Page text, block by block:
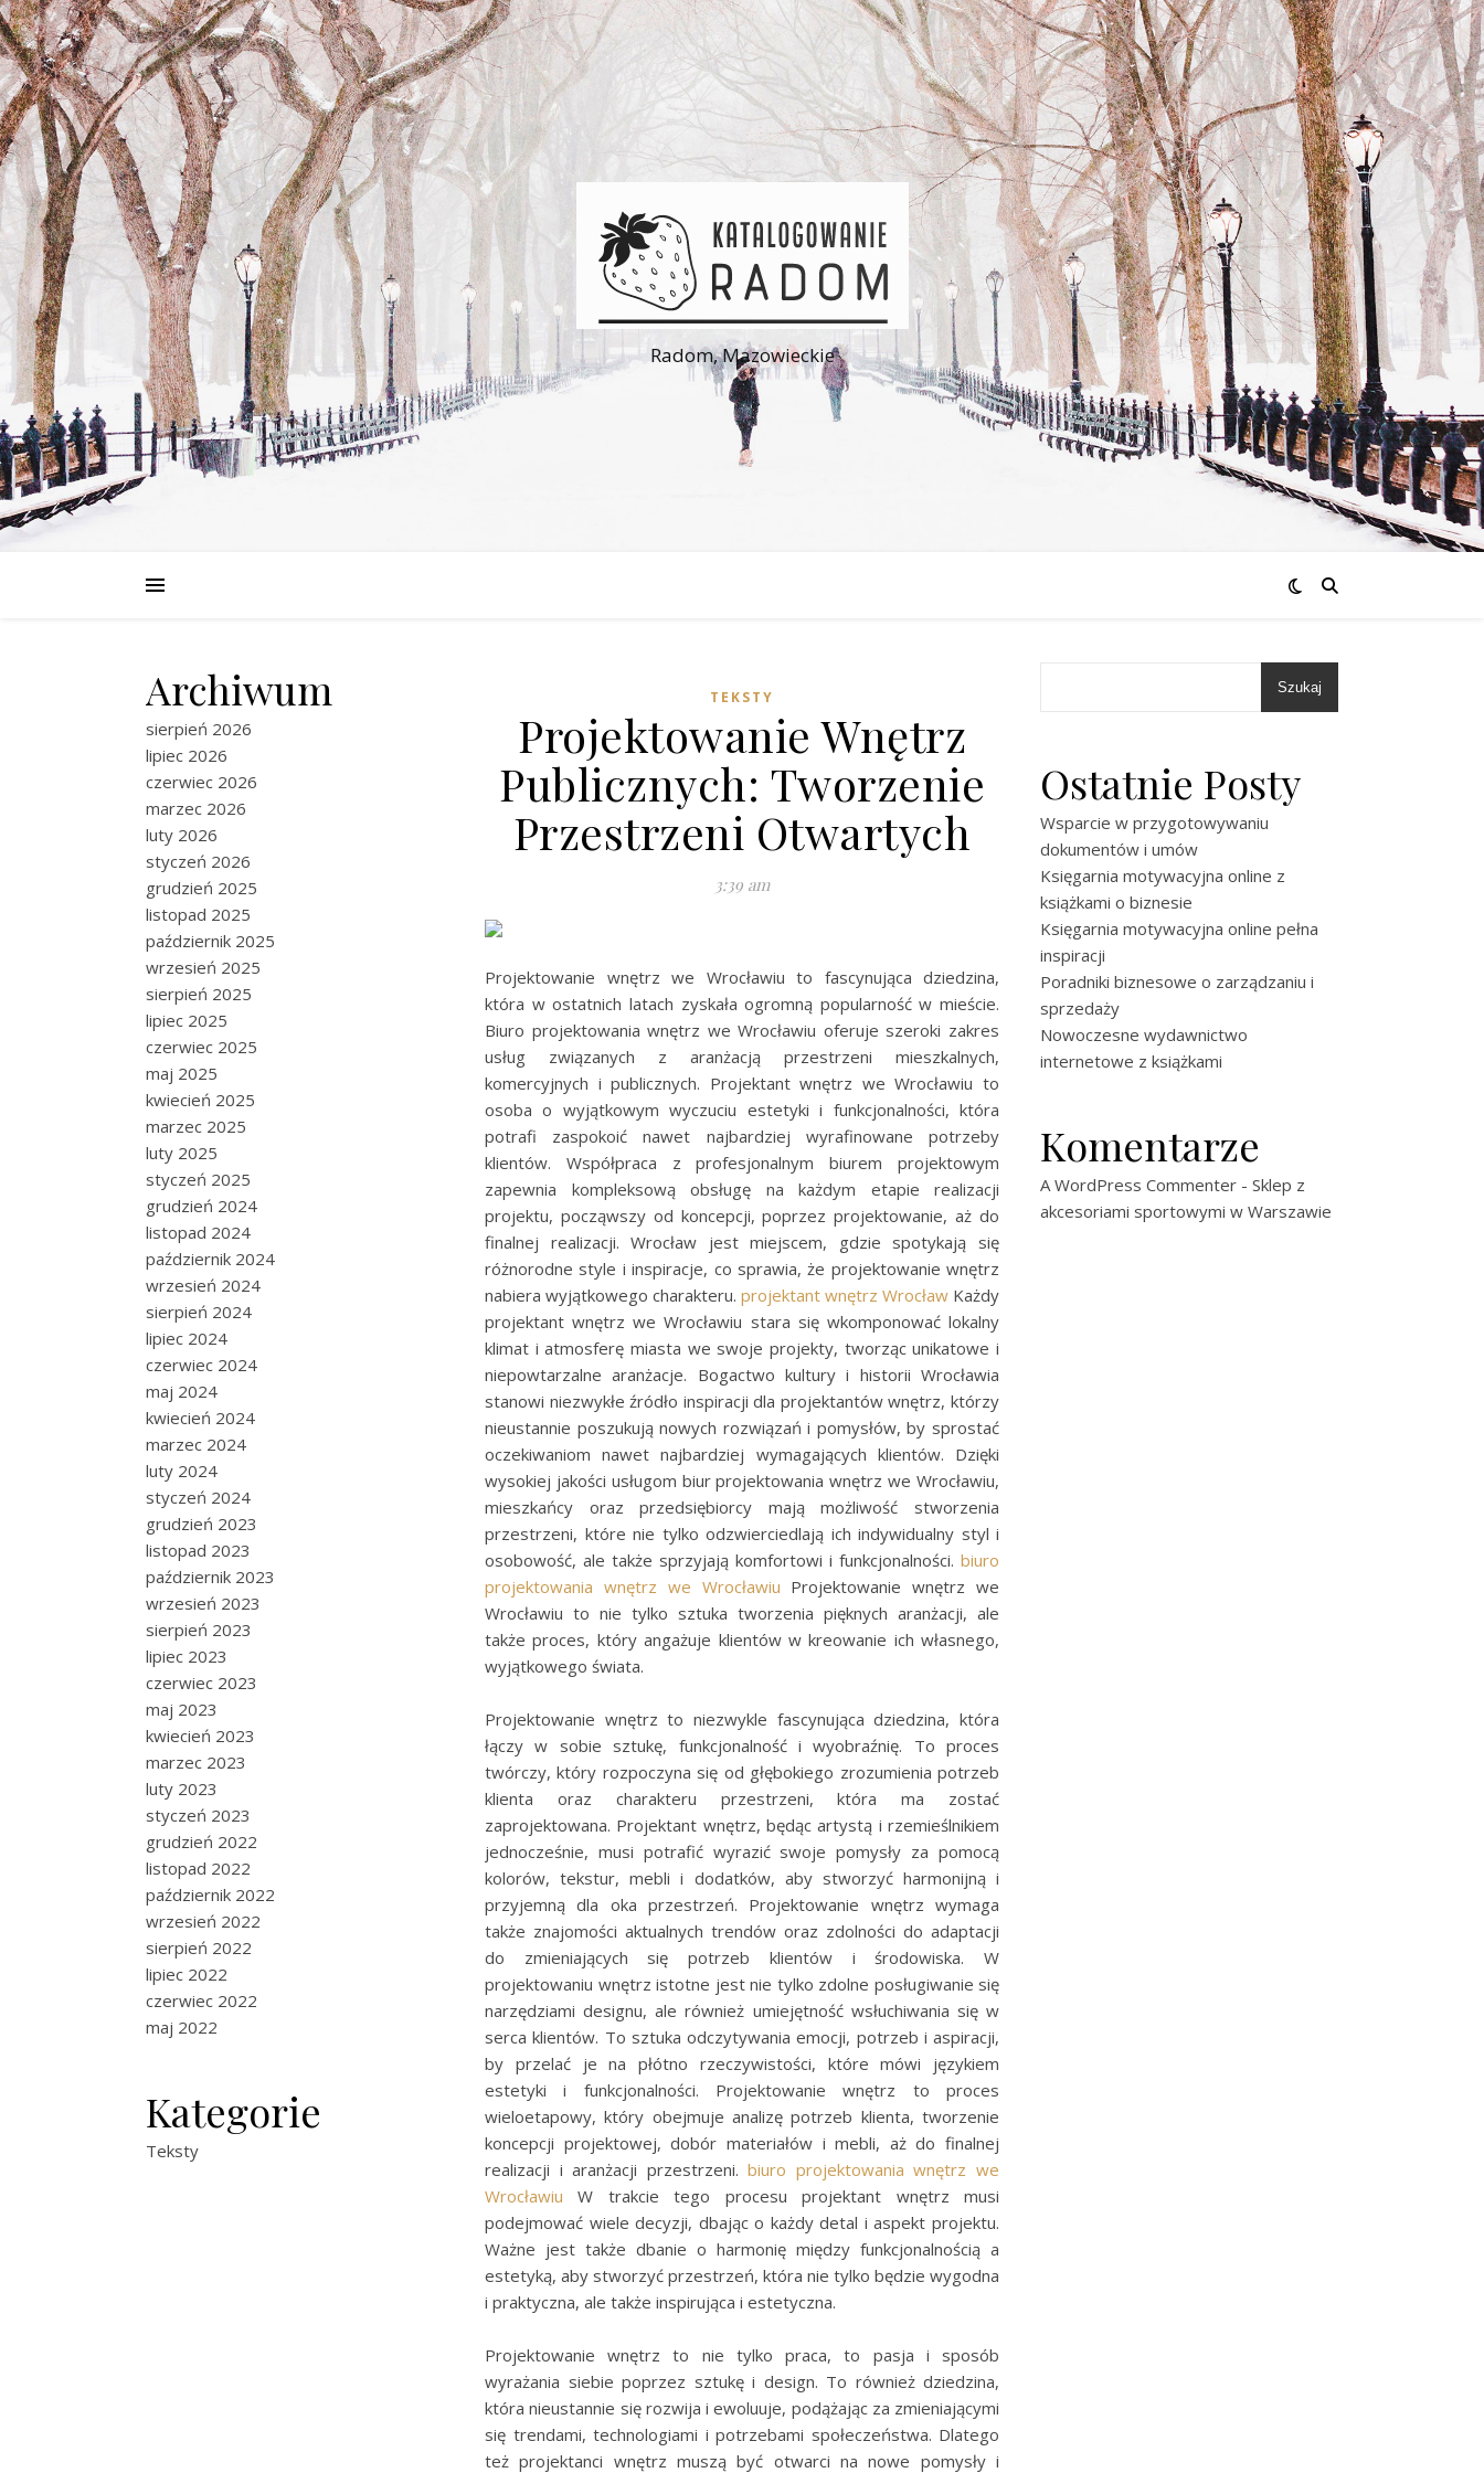
Radom, Mazowieckie
Archiwum
sierpień 2026
lipiec 2026
czerwiec 2026
marzec 2026
luty 2026
styczeń 2026
grudzień 2025
listopad 2025
październik 2025
wrzesień 2025
sierpień 2025
lipiec 2025
czerwiec 2025
maj 2025
kwiecień 2025
marzec 2025
luty 2025
styczeń 2025
grudzień 2024
listopad 2024
październik 2024
wrzesień 2024
sierpień 2024
lipiec 2024
czerwiec 2024
maj 2024
kwiecień 2024
marzec 2024
luty 2024
styczeń 2024
grudzień 2023
listopad 2023
październik 2023
wrzesień 2023
sierpień 2023
lipiec 2023
czerwiec 2023
maj 2023
kwiecień 2023
marzec 2023
luty 2023
styczeń 2023
grudzień 2022
listopad 2022
październik 2022
wrzesień 2022
sierpień 2022
lipiec 2022
czerwiec 2022
maj 2022
Kategorie
Teksty
TEKSTY
Projektowanie Wnętrz
Publicznych: Tworzenie
Przestrzeni Otwartych
3:39 am
Projektowanie wnętrz we Wrocławiu to fascynująca dziedzina,
która w ostatnich latach zyskała ogromną popularność w mieście.
Biuro projektowania wnętrz we Wrocławiu oferuje szeroki zakres
usług związanych z aranżacją przestrzeni mieszkalnych,
komercyjnych i publicznych. Projektant wnętrz we Wrocławiu to
osoba o wyjątkowym wyczuciu estetyki i funkcjonalności, która
potrafi zaspokoić nawet najbardziej wyrafinowane potrzeby
klientów. Współpraca z profesjonalnym biurem projektowym
zapewnia kompleksową obsługę na każdym etapie realizacji
projektu, począwszy od koncepcji, poprzez projektowanie, aż do
finalnej realizacji. Wrocław jest miejscem, gdzie spotykają się
różnorodne style i inspiracje, co sprawia, że projektowanie wnętrz
nabiera wyjątkowego charakteru. projektant wnętrz Wrocław Każdy
projektant wnętrz we Wrocławiu stara się wkomponować lokalny
klimat i atmosferę miasta we swoje projekty, tworząc unikatowe i
niepowtarzalne aranżacje. Bogactwo kultury i historii Wrocławia
stanowi niezwykłe źródło inspiracji dla projektantów wnętrz, którzy
nieustannie poszukują nowych rozwiązań i pomysłów, by sprostać
oczekiwaniom nawet najbardziej wymagających klientów. Dzięki
wysokiej jakości usługom biur projektowania wnętrz we Wrocławiu,
mieszkańcy oraz przedsiębiorcy mają możliwość stworzenia
przestrzeni, które nie tylko odzwierciedlają ich indywidualny styl i
osobowość, ale także sprzyjają komfortowi i funkcjonalności. biuro
projektowania wnętrz we Wrocławiu Projektowanie wnętrz we
Wrocławiu to nie tylko sztuka tworzenia pięknych aranżacji, ale
także proces, który angażuje klientów w kreowanie ich własnego,
wyjątkowego świata.
Projektowanie wnętrz to niezwykle fascynująca dziedzina, która
łączy w sobie sztukę, funkcjonalność i wyobraźnię. To proces
twórczy, który rozpoczyna się od głębokiego zrozumienia potrzeb
klienta oraz charakteru przestrzeni, która ma zostać
zaprojektowana. Projektant wnętrz, będąc artystą i rzemieślnikiem
jednocześnie, musi potrafić wyrazić swoje pomysły za pomocą
kolorów, tekstur, mebli i dodatków, aby stworzyć harmonijną i
przyjemną dla oka przestrzeń. Projektowanie wnętrz wymaga
także znajomości aktualnych trendów oraz zdolności do adaptacji
do zmieniających się potrzeb klientów i środowiska. W
projektowaniu wnętrz istotne jest nie tylko zdolne posługiwanie się
narzędziami designu, ale również umiejętność wsłuchiwania się w
serca klientów. To sztuka odczytywania emocji, potrzeb i aspiracji,
by przelać je na płótno rzeczywistości, które mówi językiem
estetyki i funkcjonalności. Projektowanie wnętrz to proces
wieloetapowy, który obejmuje analizę potrzeb klienta, tworzenie
koncepcji projektowej, dobór materiałów i mebli, aż do finalnej
realizacji i aranżacji przestrzeni.biuro projektowania wnętrz we
Wrocławiu W trakcie tego procesu projektant wnętrz musi
podejmować wiele decyzji, dbając o każdy detal i aspekt projektu.
Ważne jest także dbanie o harmonię między funkcjonalnością a
estetyką, aby stworzyć przestrzeń, która nie tylko będzie wygodna
i praktyczna, ale także inspirująca i estetyczna.
Projektowanie wnętrz to nie tylko praca, to pasja i sposób
wyrażania siebie poprzez sztukę i design. To również dziedzina,
która nieustannie się rozwija i ewoluuje, podążając za zmieniającymi
się trendami, technologiami i potrzebami społeczeństwa. Dlatego
też projektanci wnętrz muszą być otwarci na nowe pomysły i
Szukaj
Ostatnie Posty
Wsparcie w przygotowywaniu
dokumentów i umów
Księgarnia motywacyjna online z
książkami o biznesie
Księgarnia motywacyjna online pełna
inspiracji
Poradniki biznesowe o zarządzaniu i
sprzedaży
Nowoczesne wydawnictwo
internetowe z książkami
Komentarze
A WordPress Commenter - Sklep z
akcesoriami sportowymi w Warszawie